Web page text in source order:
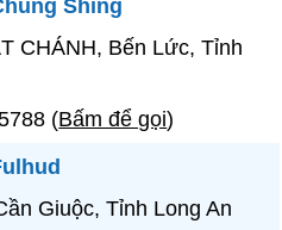
Shing
CHÁNH, Bến Lức, Tỉnh
(Bấm để gọi)
Giuộc, Tỉnh Long An